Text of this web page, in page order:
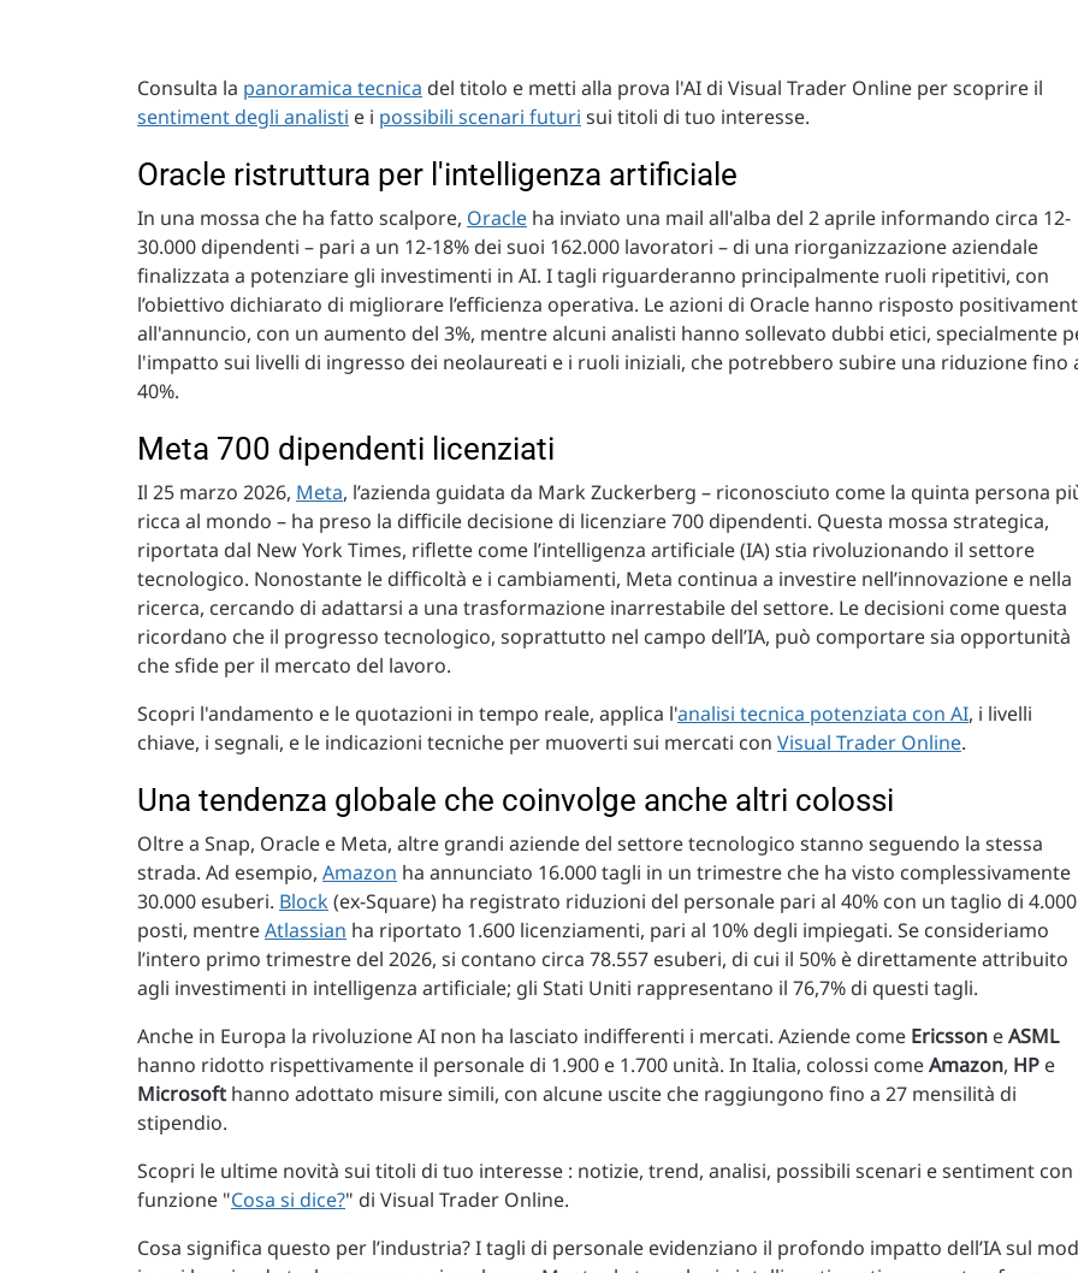
Consulta la panoramica tecnica del titolo e metti alla prova l'AI di Visual Trader Online per scoprire il
sentiment degli analisti e i possibili scenari futuri sui titoli di tuo interesse.
Oracle ristruttura per l'intelligenza artificiale
In una mossa che ha fatto scalpore, Oracle ha inviato una mail all'alba del 2 aprile informando circa 12-
30.000 dipendenti – pari a un 12-18% dei suoi 162.000 lavoratori – di una riorganizzazione aziendale
finalizzata a potenziare gli investimenti in AI. I tagli riguarderanno principalmente ruoli ripetitivi, con
l’obiettivo dichiarato di migliorare l’efficienza operativa. Le azioni di Oracle hanno risposto
all'annuncio, con un aumento del 3%, mentre alcuni analisti hanno sollevato dubbi etici, specialmente
l'impatto sui livelli di ingresso dei neolaureati e i ruoli iniziali, che potrebbero subire una riduzione fino
40%.
Meta 700 dipendenti licenziati
Il 25 marzo 2026, Meta, l’azienda guidata da Mark Zuckerberg – riconosciuto come la quinta persona
ricca al mondo – ha preso la difficile decisione di licenziare 700 dipendenti. Questa mossa strategica,
riportata dal New York Times, riflette come l’intelligenza artificiale (IA) stia rivoluzionando il settore
tecnologico. Nonostante le difficoltà e i cambiamenti, Meta continua a investire nell’innovazione e nella
ricerca, cercando di adattarsi a una trasformazione inarrestabile del settore. Le decisioni come questa
ricordano che il progresso tecnologico, soprattutto nel campo dell’IA, può comportare sia opportunità
che sfide per il mercato del lavoro.
Scopri l'andamento e le quotazioni in tempo reale, applica l'analisi tecnica potenziata con AI, i livelli
chiave, i segnali, e le indicazioni tecniche per muoverti sui mercati con Visual Trader Online.
Una tendenza globale che coinvolge anche altri colossi
Oltre a Snap, Oracle e Meta, altre grandi aziende del settore tecnologico stanno seguendo la stessa
strada. Ad esempio, Amazon ha annunciato 16.000 tagli in un trimestre che ha visto complessivamente
30.000 esuberi. Block (ex-Square) ha registrato riduzioni del personale pari al 40% con un taglio di 4.000
posti, mentreAtlassian ha riportato 1.600 licenziamenti, pari al 10% degli impiegati. Se consideriamo
l’intero primo trimestre del 2026, si contano circa 78.557 esuberi, di cui il 50% è direttamente attribuito
agli investimenti in intelligenza artificiale; gli Stati Uniti rappresentano il 76,7% di questi tagli.
Anche in Europa la rivoluzione AI non ha lasciato indifferenti i mercati. Aziende come Ericsson eASML
hanno ridotto rispettivamente il personale di 1.900 e 1.700 unità. In Italia, colossi comeAmazon, HP e
Microsoft hanno adottato misure simili, con alcune uscite che raggiungono fino a 27 mensilità di
stipendio.
Scopri le ultime novità sui titoli di tuo interesse : notizie, trend, analisi, possibili scenari e sentiment con
funzione "Cosa si dice?" di Visual Trader Online.
Cosa significa questo per l’industria? I tagli di personale evidenziano il profondo impatto dell’IA sul